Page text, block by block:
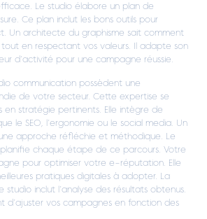
Le studio élabore un plan de
Ce plan inclut les bons outils pour
Un architecte du graphisme sait comment
en respectant vos valeurs. Il adapte son
d’activité pour une campagne réussie.
communication possèdent une
de votre secteur. Cette expertise se
en stratégie pertinents. Elle intègre de
le SEO, l’ergonomie ou le social media. Un
approche réfléchie et méthodique. Le
chaque étape de ce parcours. Votre
pour optimiser votre e-réputation. Elle
pratiques digitales à adopter. La
inclut l’analyse des résultats obtenus.
d’ajuster vos campagnes en fonction des